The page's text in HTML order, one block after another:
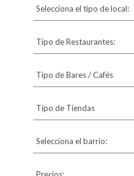
Selecciona el tipo de local:
Tipo de Restaurantes:
Tipo de Bares / Cafés
Tipo de Tiendas
Selecciona el barrio:
Precios: